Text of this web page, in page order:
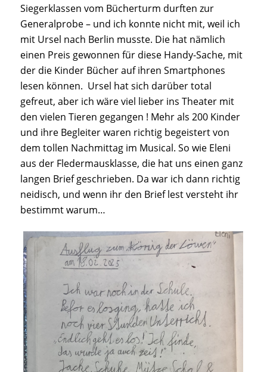
Siegerklassen vom Bücherturm durften zur
Generalprobe – und ich konnte nicht mit, weil ich
mit Ursel nach Berlin musste. Die hat nämlich
einen Preis gewonnen für diese Handy-Sache, mit
der die Kinder Bücher auf ihren Smartphones
lesen können. Ursel hat sich darüber total
gefreut, aber ich wäre viel lieber ins Theater mit
den vielen Tieren gegangen ! Mehr als 200 Kinder
und ihre Begleiter waren richtig begeistert von
dem tollen Nachmittag im Musical. So wie Eleni
aus der Fledermausklasse, die hat uns einen ganz
langen Brief geschrieben. Da war ich dann richtig
neidisch, und wenn ihr den Brief lest versteht ihr
bestimmt warum…